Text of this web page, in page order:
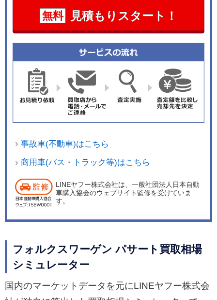
無料 見積もりスタート！
事故車(不動車)はこちら
商用車(バス・トラック等)はこちら
LINEヤフー株式会社は、一般社団法人日本自動
車購入協会のウェブサイト監修を受けていま
す。
フォルクスワーゲン パサート買取相場
シミュレーター
国内のマーケットデータを元にLINEヤフー株式会